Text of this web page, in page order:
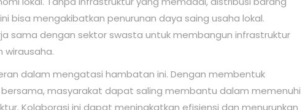
bisa mengakibatkan penurunan daya saing usaha lokal.
sama dengan sektor swasta untuk membangun infrastruktur
wirausaha.
dalam mengatasi hambatan ini. Dengan membentuk
masyarakat dapat saling membantu dalam memenuhi